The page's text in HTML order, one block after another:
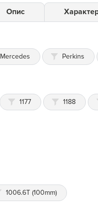
Опис
Mercedes Perkins
1177 1188
1006.6T (100mm)